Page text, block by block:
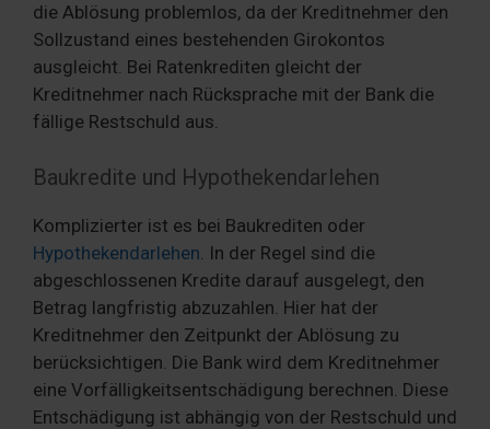
die Ablösung problemlos, da der Kreditnehmer den
Sollzustand eines bestehenden Girokontos
ausgleicht. Bei Ratenkrediten gleicht der
Kreditnehmer nach Rücksprache mit der Bank die
fällige Restschuld aus.
Baukredite und Hypothekendarlehen
Komplizierter ist es bei Baukrediten oder
Hypothekendarlehen . In der Regel sind die
abgeschlossenen Kredite darauf ausgelegt, den
Betrag langfristig abzuzahlen. Hier hat der
Kreditnehmer den Zeitpunkt der Ablösung zu
berücksichtigen. Die Bank wird dem Kreditnehmer
eine Vorfälligkeitsentschädigung berechnen. Diese
Entschädigung ist abhängig von der Restschuld und